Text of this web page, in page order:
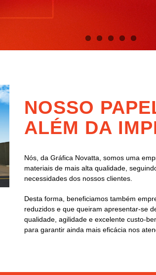
NOSSO
ALÉM DA
Nós, da Gráfica Novatta, somos uma
materiais de mais alta qualidade,
necessidades dos nossos clientes.
Desta forma, beneficiamos também
reduzidos e que queiram apresentar-se
qualidade, agilidade e excelente custo-
para garantir ainda mais eficácia nos